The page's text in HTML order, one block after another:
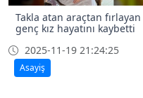
Takla atan araçtan fırlayan
genç kız hayatını kaybetti
2025-11-19 21:24:25
Asayiş